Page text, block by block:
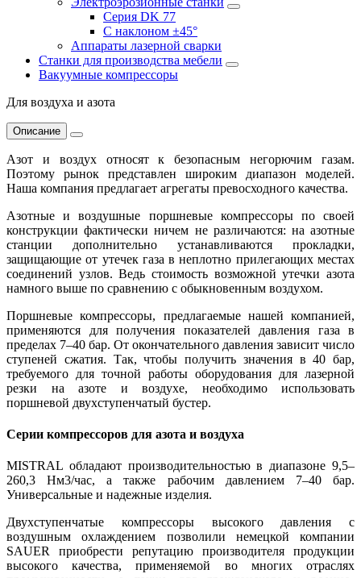
Серия DK 77
С наклоном ±45°
Аппараты лазерной сварки
Станки для производства мебели
Вакуумные компрессоры
Для воздуха и азота
Описание
Азот и воздух относят к безопасным негорючим газам.
Поэтому рынок представлен широким диапазон моделей.
Наша компания предлагает агрегаты превосходного качества.
Азотные и воздушные поршневые компрессоры по своей
конструкции фактически ничем не различаются: на азотные
станции дополнительно устанавливаются прокладки,
защищающие от утечек газа в неплотно прилегающих местах
соединений узлов. Ведь стоимость возможной утечки азота
намного выше по сравнению с обыкновенным воздухом.
Поршневые компрессоры, предлагаемые нашей компанией,
применяются для получения показателей давления газа в
пределах 7–40 бар. От окончательного давления зависит число
ступеней сжатия. Так, чтобы получить значения в 40 бар,
требуемого для точной работы оборудования для лазерной
резки на азоте и воздухе, необходимо использовать
поршневой двухступенчатый бустер.
Серии компрессоров для азота и воздуха
MISTRAL обладают производительностью в диапазоне 9,5–
260,3 Нм3/час, а также рабочим давлением 7–40 бар.
Универсальные и надежные изделия.
Двухступенчатые компрессоры высокого давления с
воздушным охлаждением позволили немецкой компании
SAUER приобрести репутацию производителя продукции
высокого качества, применяемой во многих отраслях